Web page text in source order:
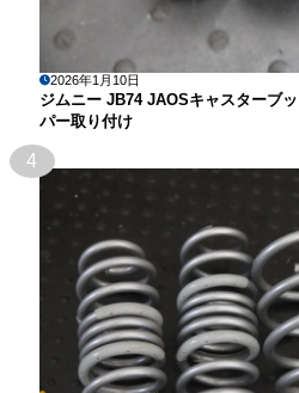
2026年1月10日
ジムニー JB74 JAOSキャスターブ
パー取り付け
4